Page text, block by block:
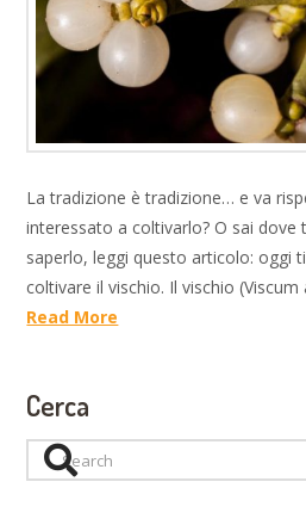
La tradizione è tradizione… e va
interessato a coltivarlo? O sai dove
saperlo, leggi questo articolo: oggi
coltivare il vischio. Il vischio
Read More
Cerca
Search